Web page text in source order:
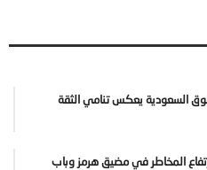
السعودية يعكس تنامي الثقة
المخاطر في مضيق هرمز وباب